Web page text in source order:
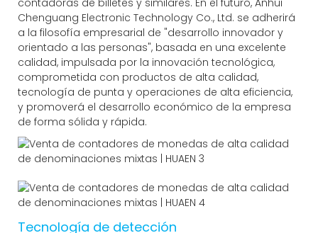
Chenguang Electronic Technology Co., Ltd. se adherirá
a la filosofía empresarial de "desarrollo innovador y
orientado a las personas", basada en una excelente
calidad, impulsada por la innovación tecnológica,
comprometida con productos de alta calidad,
tecnología de punta y operaciones de alta eficiencia,
y promoverá el desarrollo económico de la empresa
de forma sólida y rápida.
Tecnología de detección